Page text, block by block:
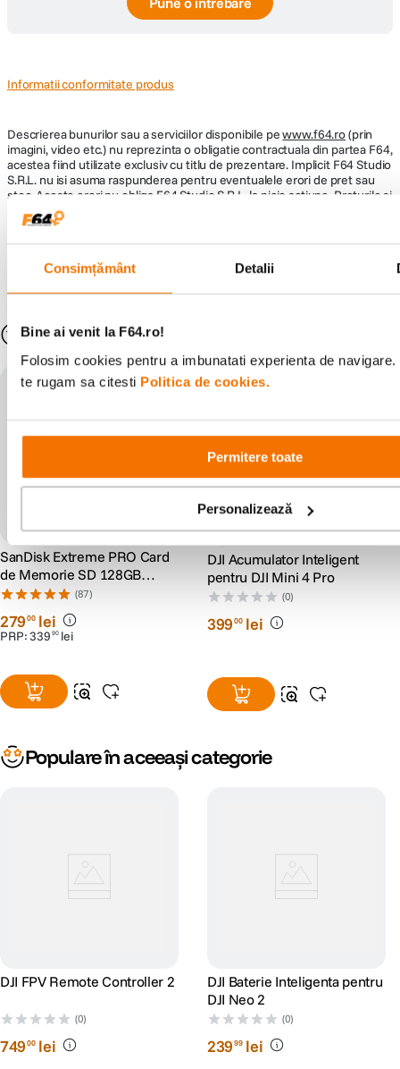
Consimțământ Detalii
Bine ai venit la F64.ro!
Folosim cookies pentru a imbunatati experienta de navigare.
te rugam sa citesti Politica de cookies.
Permitere toate
Personalizează
Informatii conformitate produs
Descrierea bunurilor sau a serviciilor disponibile pewww.f64.ro(prin
imagini, video etc.) nu reprezinta o obligatie contractuala din partea F64,
acestea fiind utilizate exclusiv cu titlu de prezentare. Implicit F64 Studio
S.R.L. nu isi asuma raspunderea pentru eventualele erori de pret sau
stoc. Aceste erori nu obliga F64 Studio S.R.L. la nicio actiune. Preturile si
disponibilitatea produselor comercializate de catre F64 Studio SRL pot
suferi modificari ulterioare, acest lucru fiind influentat de factori externi
precum politica de preturi a distribuitorilor sau disponibilitatea
rezerva dreptul de a corecta eventuale omisiuni sau erori in afisare care
S-ar putea să-ți placă și
SanDisk Extreme PRO Card
de Memorie SD 128GB
SDXC UHS-I Class 10 U3 V30
+ 2 Ani RescuePRO Deluxe
(87)
27900 lei
PRP:339 90 lei
DJI Acumulator Inteligent
pentru DJI Mini 4 Pro
(0)
39900 lei
Populare în aceeași categorie
DJI FPV Remote Controller 2
(0)
74900 lei
DJI Baterie Inteligenta pentru
DJI Neo 2
(0)
23999 lei